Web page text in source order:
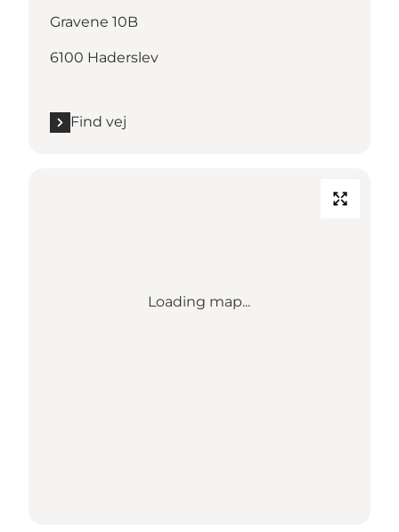
Gravene 10B
6100 Haderslev
Find vej
Loading map...